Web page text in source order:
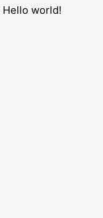
Hello world!